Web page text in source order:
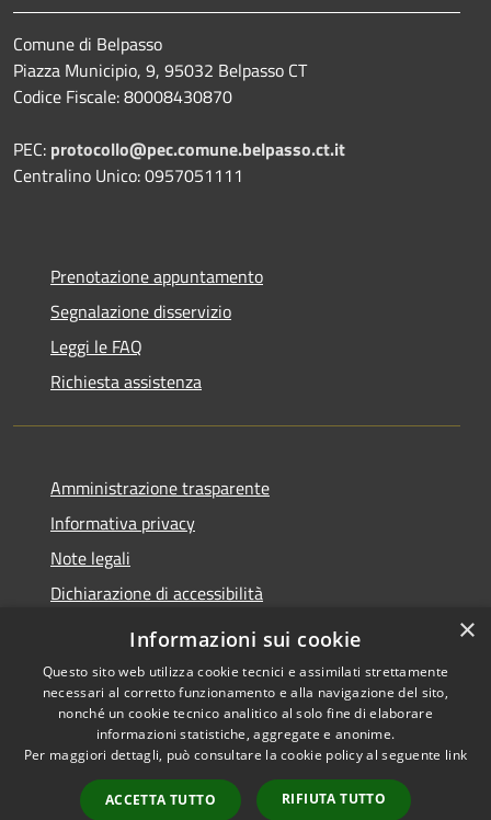
Comune di Belpasso
Piazza Municipio, 9, 95032 Belpasso CT
Codice Fiscale: 80008430870
PEC: protocollo@pec.comune.belpasso.ct.it
Centralino Unico: 0957051111
Prenotazione appuntamento
Segnalazione disservizio
Leggi le FAQ
Richiesta assistenza
Amministrazione trasparente
Informativa privacy
Note legali
Dichiarazione di accessibilità
RSS
Accessibilità
Privacy
Mappa del sito
Copyright © 2026 • Comune di
Belpasso • Powered by
Municipium•Accesso
redazione
×
Informazioni sui cookie
Questo sito web utilizza cookie tecnici e assimilati strettamente
necessari al corretto funzionamento e alla navigazione del sito,
nonché un cookie tecnico analitico al solo fine di elaborare
informazioni statistiche, aggregate e anonime.
Per maggiori dettagli, può consultare la cookie policy al seguente link
ACCETTA TUTTO RIFIUTA TUTTO